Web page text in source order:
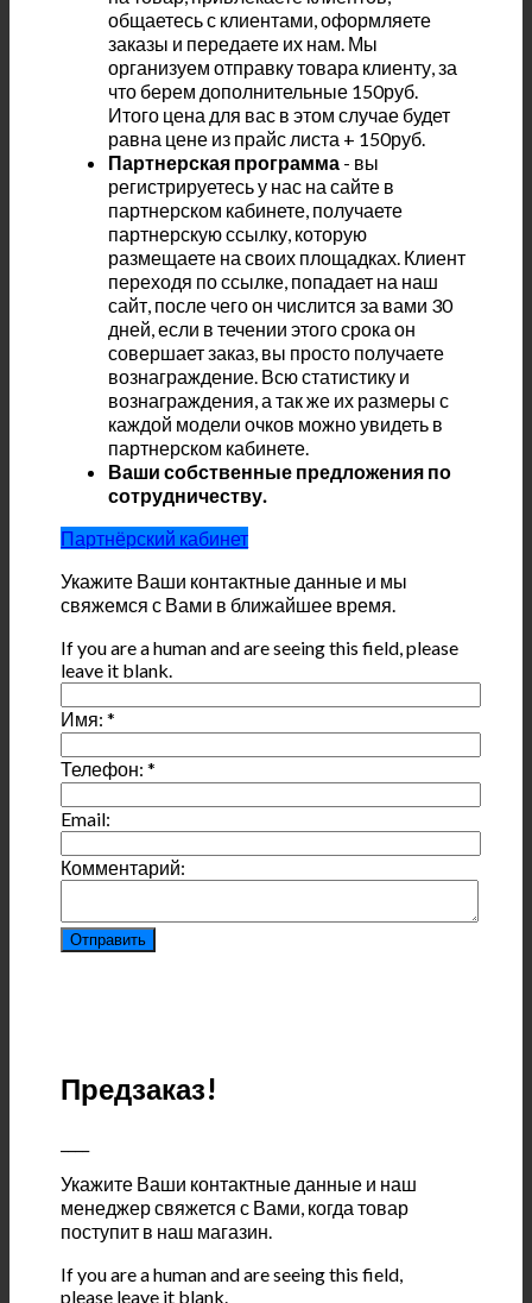
общаетесь с клиентами, оформляете
заказы и передаете их нам. Мы
организуем отправку товара клиенту, за
что берем дополнительные 150руб.
Итого цена для вас в этом случае будет
равна цене из прайс листа + 150руб.
Партнерская программа - вы
регистрируетесь у нас на сайте в
партнерском кабинете, получаете
партнерскую ссылку, которую
размещаете на своих площадках. Клиент
переходя по ссылке, попадает на наш
сайт, после чего он числится за вами 30
дней, если в течении этого срока он
совершает заказ, вы просто получаете
вознаграждение. Всю статистику и
вознаграждения, а так же их размеры с
каждой модели очков можно увидеть в
партнерском кабинете.
Ваши собственные предложения по
сотрудничеству.
Партнёрский кабинет
Укажите Ваши контактные данные и мы
свяжемся с Вами в ближайшее время.
If you are a human and are seeing this field, please
leave it blank.
Имя:*
Телефон:*
Email:
Комментарий:
Предзаказ!
Укажите Ваши контактные данные и наш
менеджер свяжется с Вами, когда товар
поступит в наш магазин.
If you are a human and are seeing this field,
please leave it blank.